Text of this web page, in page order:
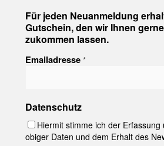
Für jeden Neuanmeldung
Gutschein, den wir Ihnen
zukommen lassen.
Emailadresse*
Datenschutz
Hiermit stimme ich der Erfassung
obiger Daten und dem Erhalt des